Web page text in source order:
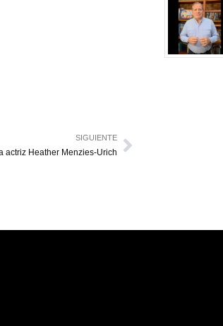
SIGUIENTE
actriz Heather Menzies-Urich